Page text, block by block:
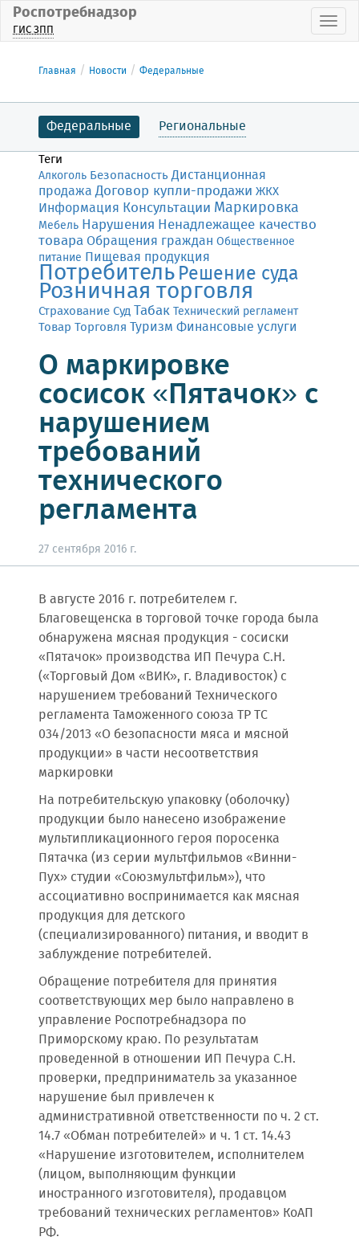
Роспотребнадзор
ГИС ЗПП
Главная Новости Федеральные
Федеральные Региональные
Теги
Алкоголь БезопасностьДистанционная
продажа Договор купли-продажи ЖКХ
Информация Консультации Маркировка
Мебель Нарушения Ненадлежащее качество
товара Обращения граждан Общественное
питание Пищевая продукция
ПотребительРешение суда
Розничная торговля
СтрахованиеСудТабакТехнический регламент
Товар Торговля Туризм Финансовые услуги
О маркировке
сосисок «Пятачок» с
нарушением
требований
технического
регламента
27 сентября 2016 г.
В августе 2016 г. потребителем г.
Благовещенска в торговой точке города была
обнаружена мясная продукция - сосиски
«Пятачок» производства ИП Печура С.Н.
(«Торговый Дом «ВИК», г. Владивосток) с
нарушением требований Технического
регламента Таможенного союза ТР ТС
034/2013 «О безопасности мяса и мясной
продукции» в части несоответствия
маркировки
На потребительскую упаковку (оболочку)
продукции было нанесено изображение
мультипликационного героя поросенка
Пятачка (из серии мультфильмов «Винни-
Пух» студии «Союзмультфильм»), что
ассоциативно воспринимается как мясная
продукция для детского
(специализированного) питания, и вводит в
заблуждение потребителей.
Обращение потребителя для принятия
соответствующих мер было направлено в
управление Роспотребнадзора по
Приморскому краю. По результатам
проведенной в отношении ИП Печура С.Н.
проверки, предприниматель за указанное
нарушение был привлечен к
административной ответственности по ч. 2 ст.
14.7 «Обман потребителей» и ч. 1 ст. 14.43
«Нарушение изготовителем, исполнителем
(лицом, выполняющим функции
иностранного изготовителя), продавцом
требований технических регламентов» КоАП
РФ.